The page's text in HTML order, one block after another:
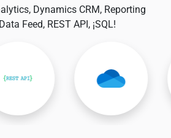
Dynamics CRM, Reporting
Feed, REST API, ¡SQL!